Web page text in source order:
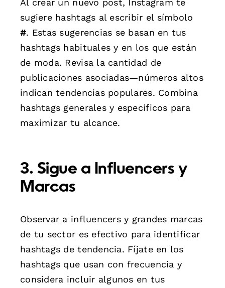
sugiere hashtags al escribir el símbolo
#. Estas sugerencias se basan en tus
hashtags habituales y en los que están
de moda. Revisa la cantidad de
publicaciones asociadas—números altos
indican tendencias populares. Combina
hashtags generales y específicos para
maximizar tu alcance.
3. Sigue a Influencers y
Marcas
Observar a influencers y grandes marcas
de tu sector es efectivo para identificar
hashtags de tendencia. Fíjate en los
hashtags que usan con frecuencia y
considera incluir algunos en tus